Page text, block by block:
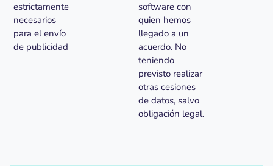
estrictamente
necesarios
para el envío
de publicidad
software con
quien hemos
llegado a un
acuerdo. No
teniendo
previsto realizar
otras cesiones
de datos, salvo
obligación legal.